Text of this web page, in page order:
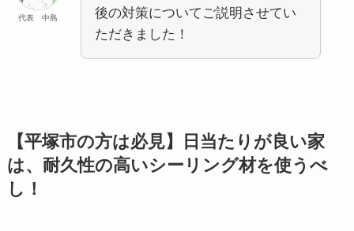
代表 中島
後の対策についてご説明させてい
ただきました！
【平塚市の方は必見】日当たりが良い家
は、耐久性の高いシーリング材を使うべ
し！